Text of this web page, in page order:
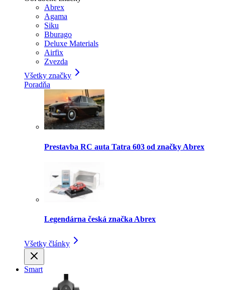
Abrex
Agama
Siku
Bburago
Deluxe Materials
Airfix
Zvezda
Všetky značky
Poradňa
Prestavba RC auta Tatra 603 od značky Abrex
Legendárna česká značka Abrex
Všetky články
Smart